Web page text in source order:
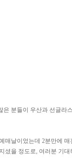
분들이 우산과 선글
매날이었는데 2분만에
을 정도로, 여러분 기